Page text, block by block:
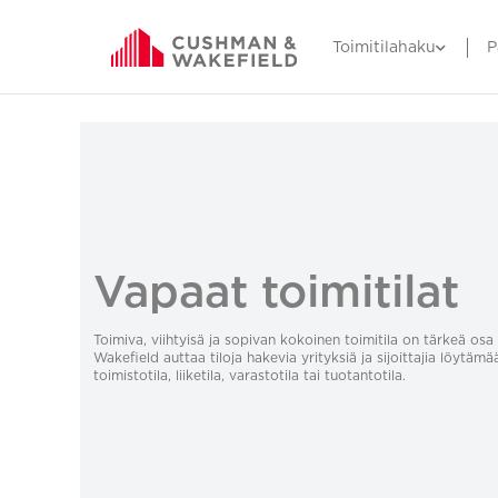
Toimitilahaku
Vapaat toimitilat
Toimiva, viihtyisä ja sopivan kokoinen toimitila on tärkeä osa
Wakefield auttaa tiloja hakevia yrityksiä ja sijoittajia
toimistotila, liiketila, varastotila tai tuotantotila.